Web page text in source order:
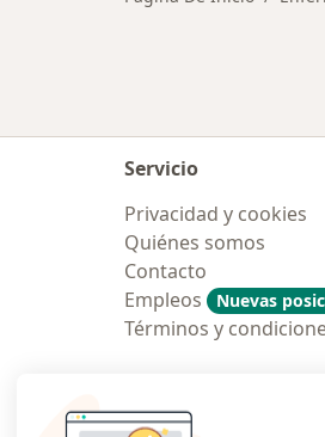
Servicio
Privacidad y cookies
Quiénes somos
Contacto
Empleos
Nuevas
Términos y